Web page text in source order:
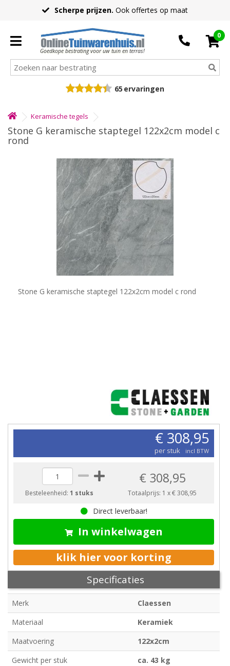
Scherpe prijzen. Ook offertes op maat
Goedkope bestrating voor uw tuin en terras!
0
65 ervaringen
Keramische tegels
Stone G keramische staptegel 122x2cm model c
rond
Stone G keramische staptegel 122x2cm model c rond
€ 308,95
per stuk incl BTW
Besteleenheid:1 stuks
€ 308,95
Totaalprijs: 1 x€ 308,95
Direct leverbaar!
In winkelwagen
klik hier voor korting
Specificaties
Merk
Claessen
Materiaal
Keramiek
Maatvoering
122x2cm
Gewicht per stuk
ca. 43 kg